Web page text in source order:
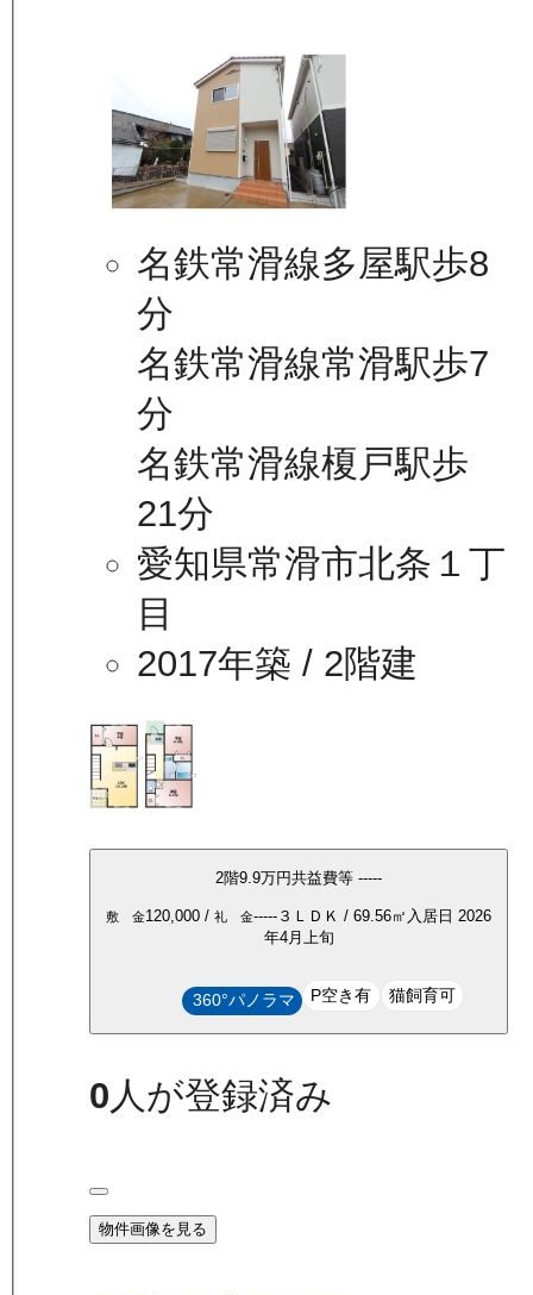
名鉄常滑線多屋駅歩8
分
名鉄常滑線常滑駅歩7
分
名鉄常滑線榎戸駅歩
21分
愛知県常滑市北条１丁
目
2017年築 / 2階建
2階9.9万円共益費等-----
敷 金120,000 /礼 金----- ３ＬＤＫ /69.56㎡ 入居日 2026
年4月上旬
360°パノラマ P空き有 猫飼育可
0人が登録済み
物件画像を見る